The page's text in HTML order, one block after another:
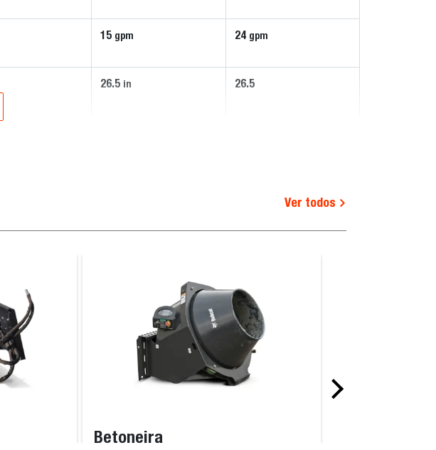
15 gpm 24 gpm
26.5 in
26.5
Ver todos
Betoneira